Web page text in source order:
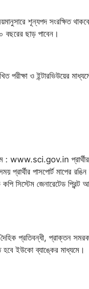
শূন্যপদ সংরক্ষিত
বছরের ছাড় পাবেন।
পরীক্ষা ও ইন্টারভিউয়ের
: www.sci.gov.in
প্রার্থীর পাসপোর্ট
সিস্টেম জেনারেটেড
প্রতিবন্ধী, প্রাক্তন
ইউকো ব্যাঙ্কের মাধ্যমে।